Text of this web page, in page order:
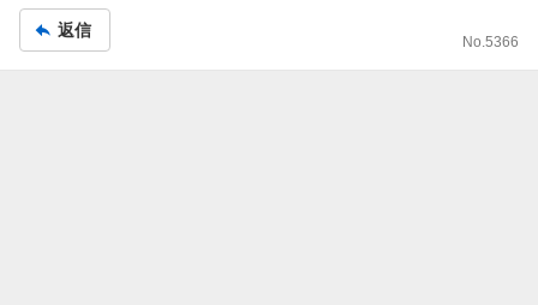
しばらくはこの範囲内での推移となりそうですが今月下旬
から8月上旬にかけて同業他社の決算発表があり、同業の
ビートアンドレイズが確認できれば上値を突破する可能性
返信
No.5366